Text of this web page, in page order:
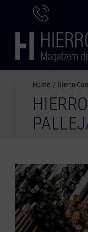
contenido
PRODUCTOS
SERVICIOS
NOSOTROS
CONTACTO
Home hierro